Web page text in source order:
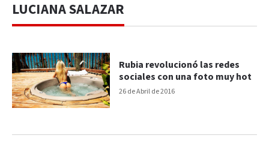
LUCIANA SALAZAR
26 de Abril de 2016
Rubia revolucionó las redes
sociales con una foto muy hot